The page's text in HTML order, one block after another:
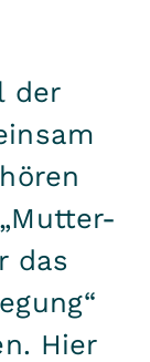
der
das
Hier